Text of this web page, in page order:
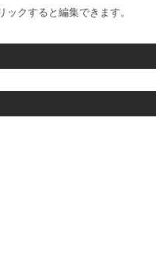
クすると編集できます。